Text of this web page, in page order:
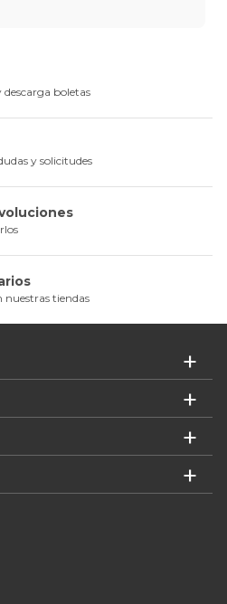
boletas
y solicitudes
nuestras tiendas